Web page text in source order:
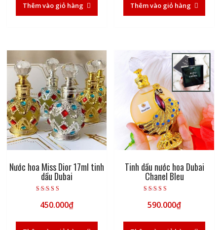
Thêm vào giỏ hàng Thêm vào giỏ hàng
Nước hoa Miss Dior 17ml tinh
dầu Dubai
5.00
5 sao
450.000₫
Tinh dầu nước hoa Dubai
Chanel Bleu
5.00
5 sao
590.000₫